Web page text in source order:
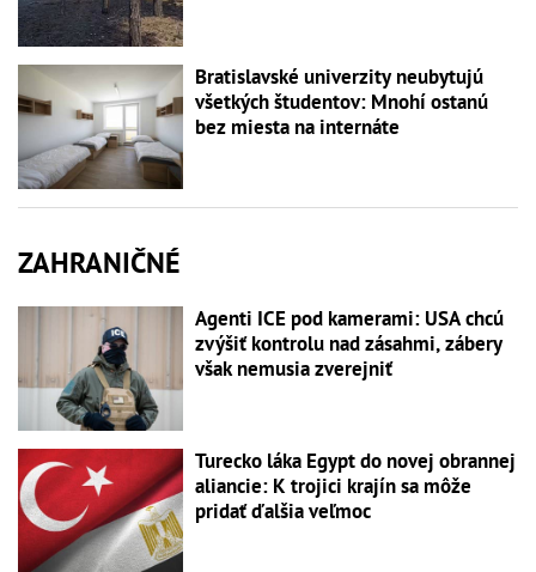
Bratislavské univerzity neubytujú
všetkých študentov: Mnohí ostanú
bez miesta na internáte
ZAHRANIČNÉ
Agenti ICE pod kamerami: USA chcú
zvýšiť kontrolu nad zásahmi, zábery
však nemusia zverejniť
Turecko láka Egypt do novej obrannej
aliancie: K trojici krajín sa môže
pridať ďalšia veľmoc